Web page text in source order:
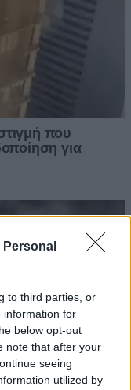
to third parties, or
information for
below opt-out
note that after your
seeing
utilized by